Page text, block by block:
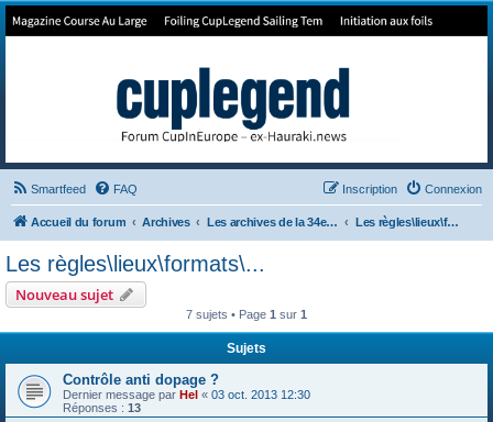
Forum de Cup In Europe
Smartfeed FAQ Connexion
Inscription
Accueil du forum Archives Les archives de la 34e America's Cup Les règles\lieux\formats\...
Les règles\lieux\formats\...
Nouveau sujet
7 sujets • Page 1 sur 1
Sujets
Contrôle anti dopage ?
Dernier message par Hel « 03 oct. 2013 12:30
Réponses : 13